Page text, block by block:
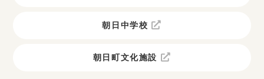
朝日中学校
朝日町文化施設